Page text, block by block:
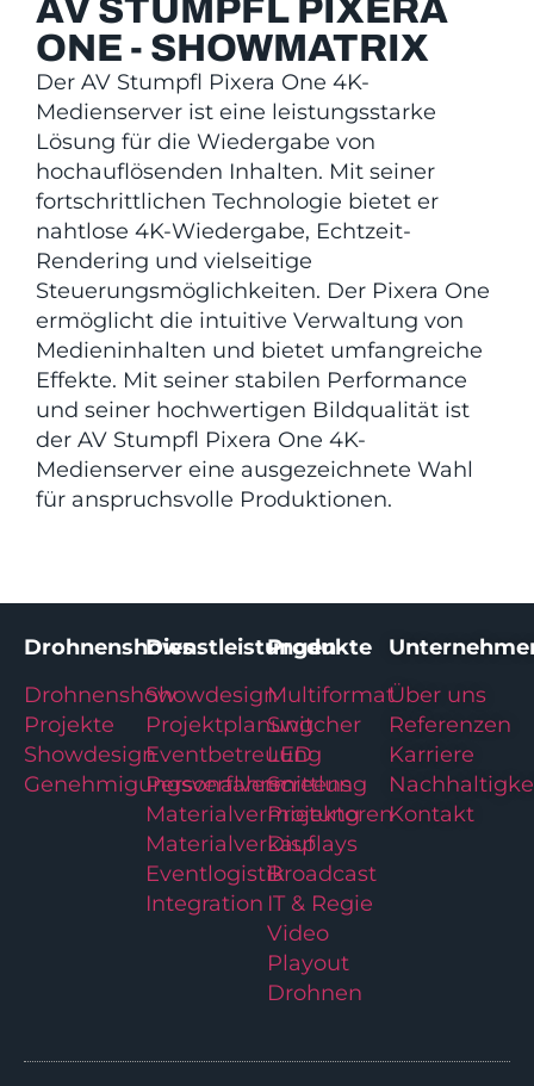
AV STUMPFL PIXERA
ONE - SHOWMATRIX
Der AV Stumpfl Pixera One 4K-
Medienserver ist eine leistungsstarke
Lösung für die Wiedergabe von
hochauflösenden Inhalten. Mit seiner
fortschrittlichen Technologie bietet er
nahtlose 4K-Wiedergabe, Echtzeit-
Rendering und vielseitige
Steuerungsmöglichkeiten. Der Pixera One
ermöglicht die intuitive Verwaltung von
Medieninhalten und bietet umfangreiche
Effekte. Mit seiner stabilen Performance
und seiner hochwertigen Bildqualität ist
der AV Stumpfl Pixera One 4K-
Medienserver eine ausgezeichnete Wahl
für anspruchsvolle Produktionen.
Drohnenshows
Drohnenshow
Projekte
Showdesign
Genehmigungsverfahren
Dienstleistungen
Showdesign
Projektplanung
Eventbetreuung
Personalvermittlung
Materialvermietung
Materialverkauf
Eventlogistik
Integration
Produkte
Multiformat
Switcher
LED
Screens
Projektoren
Displays
Broadcast
IT & Regie
Video
Playout
Drohnen
Über uns
Referenzen
Karriere
Kontakt